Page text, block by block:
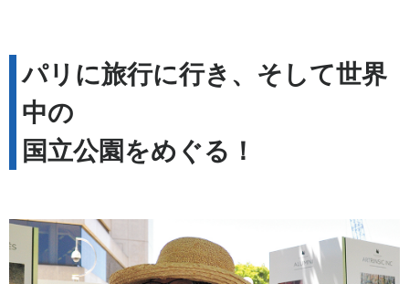
パリに旅行に行き、そして世界
中の
国立公園をめぐる！